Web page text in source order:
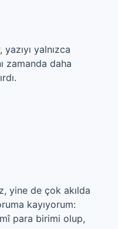
yazıyı yalnızca
zamanda daha
yine de çok akılda
kayıyorum:
para birimi olup,